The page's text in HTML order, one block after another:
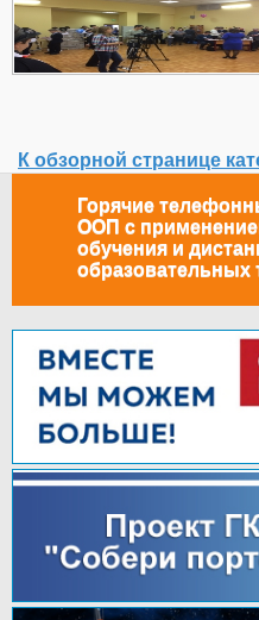
К обзорной странице
Горячие
ООП с
обучения и
образовательных